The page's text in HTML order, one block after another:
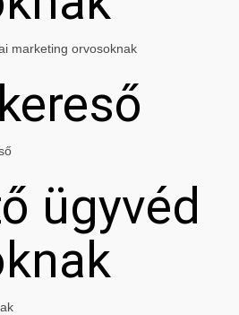
marketing orvosoknak
ügyvéd